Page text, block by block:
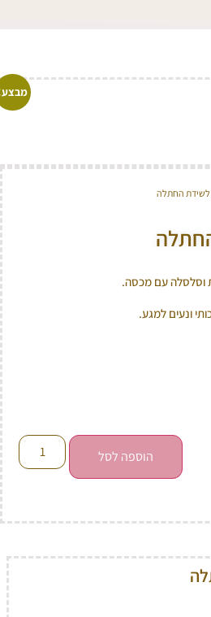
מבצע!
החתלה
וסלסלה עם מכסה.
ונעים למגע.
הוספה לסל